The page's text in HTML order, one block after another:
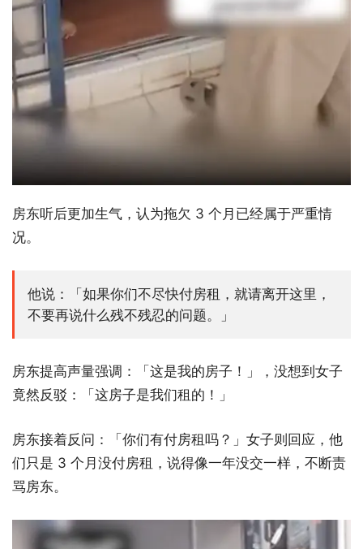
房东听后更加生气，认为拖欠 3 个月已经属于严重情
况。
他说：「如果你们不尽快付房租，就请离开这里，
不要再说什么残不残忍的问题。」
房东提高声量强调：「这是我的房子！」，没想到女子
竟然反驳：「这房子是我们租的！」
房东接着反问：「你们有付房租吗？」女子则回应，他
们只是 3 个月没付房租，说得像一年没交一样，不断责
骂房东。